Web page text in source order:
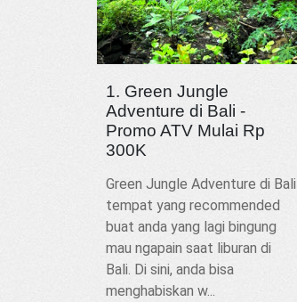
1. Green Jungle
Adventure di Bali -
Promo ATV Mulai Rp
300K
Green Jungle Adventure di Bali
tempat yang recommended
buat anda yang lagi bingung
mau ngapain saat liburan di
Bali. Di sini, anda bisa
menghabiskan w...